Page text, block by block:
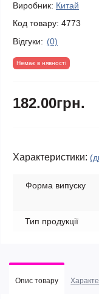
Виробник: Китай
Код товару: 4773
Відгуки: (0)
Немає в нявності
182.00грн.
Характеристики:
Форма випуску
Тип продукції
Опис товару